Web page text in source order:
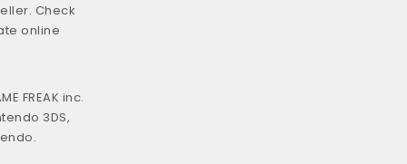
Check
online
FREAK inc.
3DS,